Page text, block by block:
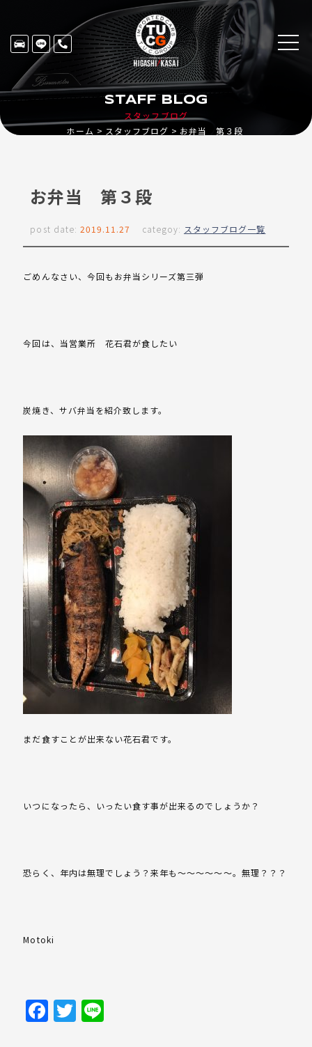
スタッフブログ
STAFF BLOG
ホーム スタッフブログ お弁当 第３段
お弁当 第３段
post date: 2019.11.27 categoy: スタッフブログ一覧
ごめんなさい、今回もお弁当シリーズ第三弾
今回は、当営業所 花石君が食したい
炭焼き、サバ弁当を紹介致します。
まだ食すことが出来ない花石君です。
いつになったら、いったい食す事が出来るのでしょうか？
恐らく、年内は無理でしょう？来年も～～～～～～。無理？？？
Motoki
Facebook
Twitter